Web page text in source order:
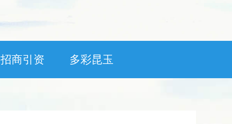
招商引资 多彩昆玉